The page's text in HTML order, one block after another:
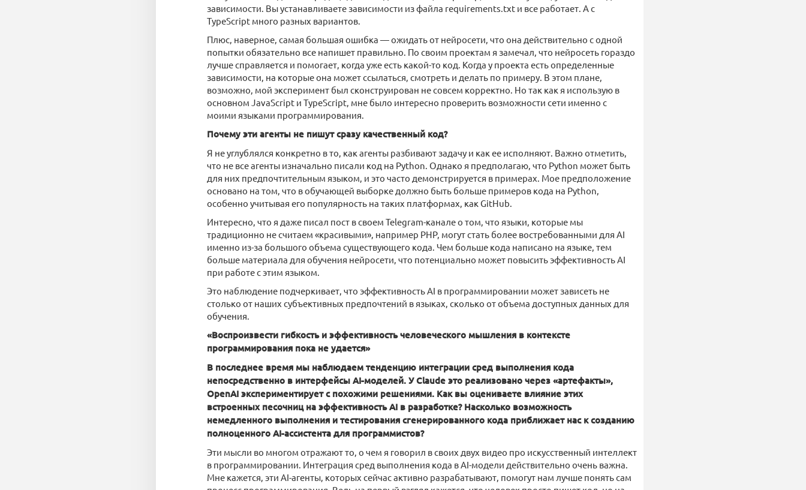
зависимости. Вы устанавливаете зависимости из файла requirements.txt и все работает. А с
TypeScript много разных вариантов.
Плюс, наверное, самая большая ошибка — ожидать от нейросети, что она действительно с одной
попытки обязательно все напишет правильно. По своим проектам я замечал, что нейросеть гораздо
лучше справляется и помогает, когда уже есть какой-то код. Когда у проекта есть определенные
зависимости, на которые она может ссылаться, смотреть и делать по примеру. В этом плане,
возможно, мой эксперимент был сконструирован не совсем корректно. Но так как я использую в
основном JavaScript и TypeScript, мне было интересно проверить возможности сети именно с
моими языками программирования.
Почему эти агенты не пишут сразу качественный код?
Я не углублялся конкретно в то, как агенты разбивают задачу и как ее исполняют. Важно отметить,
что не все агенты изначально писали код на Python. Однако я предполагаю, что Python может быть
для них предпочтительным языком, и это часто демонстрируется в примерах. Мое предположение
основано на том, что в обучающей выборке должно быть больше примеров кода на Python,
особенно учитывая его популярность на таких платформах, как GitHub.
Интересно, что я даже писал пост в своем Telegram-канале о том, что языки, которые мы
традиционно не считаем «красивыми», например PHP, могут стать более востребованными для AI
именно из-за большого объема существующего кода. Чем больше кода написано на языке, тем
больше материала для обучения нейросети, что потенциально может повысить эффективность AI
при работе с этим языком.
Это наблюдение подчеркивает, что эффективность AI в программировании может зависеть не
столько от наших субъективных предпочтений в языках, сколько от объема доступных данных для
обучения.
«Воспроизвести гибкость и эффективность человеческого мышления в контексте
программирования пока не удается»
В последнее время мы наблюдаем тенденцию интеграции сред выполнения кода
непосредственно в интерфейсы AI-моделей. У Claude это реализовано через «артефакты»,
OpenAI экспериментирует с похожими решениями. Как вы оцениваете влияние этих
встроенных песочниц на эффективность AI в разработке? Насколько возможность
немедленного выполнения и тестирования сгенерированного кода приближает нас к созданию
полноценного AI-ассистента для программистов?
Эти мысли во многом отражают то, о чем я говорил в своих двух видео про искусственный интеллект
в программировании. Интеграция сред выполнения кода в AI-модели действительно очень важна.
Мне кажется, эти AI-агенты, которых сейчас активно разрабатывают, помогут нам лучше понять сам